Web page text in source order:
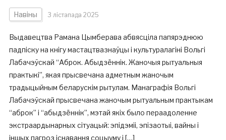
Навіны 3 лістапада 2025
Выдавецтва Рамана Цымберава абвясціла папярэднюю
падпіску на кнігу мастацтвазнаўцы і культуралагіні Вольгі
Лабачэўскай “Аброк. Абыдзённік. Жаночыя рытуальныя
практыкі”, якая прысвечана адметным жаночым
традыцыйным беларускім рытулам. Манаграфія Вольгі
Лабачэўскай прысвечана жаночым рытуальным практыкам
“аброк” і “абыдзённік”, мэтай якіх было пераадоленне
экстраардынарных сітуацый: эпідэміі, эпізаотыі, вайны і
іншых пагроз існавання соцыуму і […]